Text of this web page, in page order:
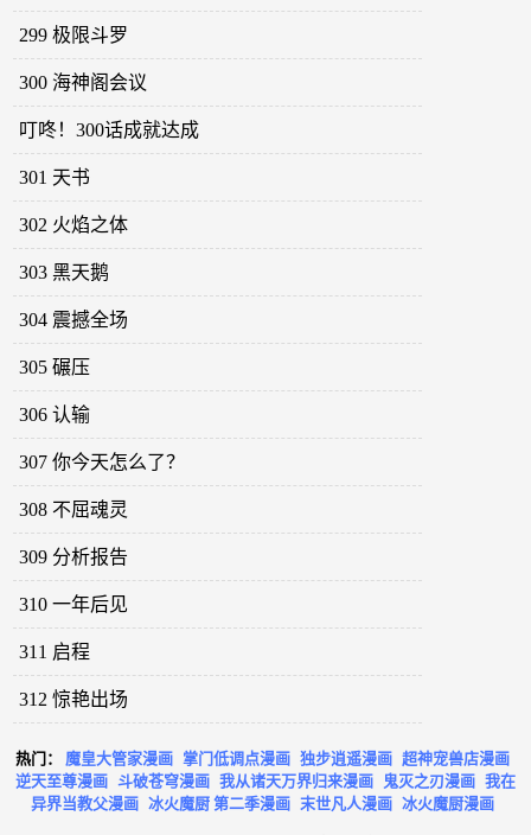
299 极限斗罗
300 海神阁会议
叮咚！300话成就达成
301 天书
302 火焰之体
303 黑天鹅
304 震撼全场
305 碾压
306 认输
307 你今天怎么了？
308 不屈魂灵
309 分析报告
310 一年后见
311 启程
312 惊艳出场
热门： 魔皇大管家漫画 掌门低调点漫画 独步逍遥漫画 超神宠兽店漫画
逆天至尊漫画 斗破苍穹漫画 我从诸天万界归来漫画 鬼灭之刃漫画 我在
异界当教父漫画 冰火魔厨 第二季漫画 末世凡人漫画 冰火魔厨漫画